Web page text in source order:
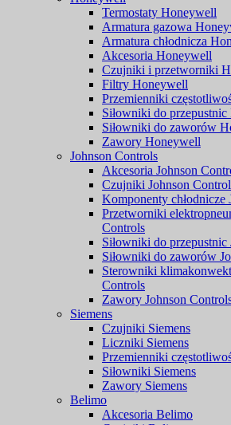
Termostaty Honeywell
Armatura gazowa
Armatura chłodnicza
Akcesoria Honeywell
Czujniki i przetworniki
Filtry Honeywell
Przemienniki
Siłowniki do
Siłowniki do zaworów
Zawory Honeywell
Johnson Controls
Akcesoria Johnson
Czujniki Johnson
Komponenty chłodnicze
Przetworniki
Controls
Siłowniki do
Siłowniki do zaworów
Sterowniki
Controls
Zawory Johnson
Siemens
Czujniki Siemens
Liczniki Siemens
Przemienniki
Siłowniki Siemens
Zawory Siemens
Belimo
Akcesoria Belimo